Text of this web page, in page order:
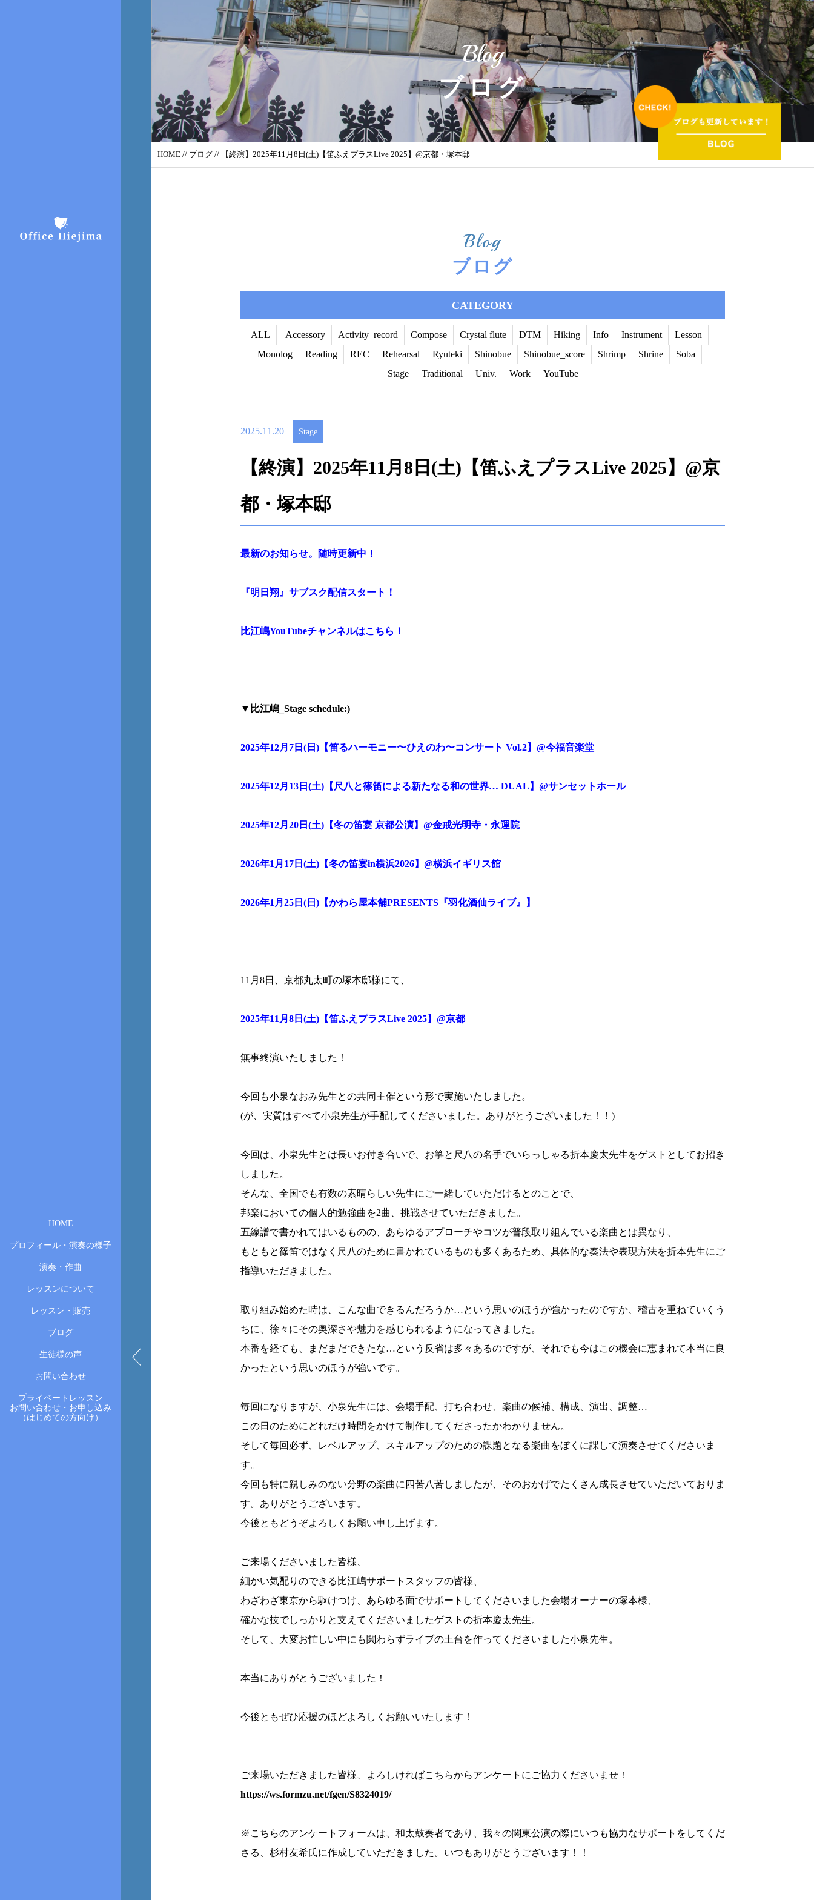
HOME
プロフィール・演奏の様子
演奏・作曲
レッスンについて
レッスン・販売
ブログ
生徒様の声
お問い合わせ
プライベートレッスン
お問い合わせ・お申し込み
（はじめての方向け）
Blog
ブログ
HOME // ブログ // 【終演】2025年11月8日(土)【笛ふえプラスLive 2025】@京都・塚本邸
Blog
ブログ
CATEGORY
ALL Accessory Activity_record Compose Crystal flute DTM Hiking Info Instrument
Lesson
Monolog
Reading REC Rehearsal Ryuteki Shinobue Shinobue_score Shrimp Shrine
Soba
Stage
Traditional Univ. Work YouTube
2025.11.20 Stage
【終演】2025年11月8日(土)【笛ふえプラスLive 2025】@京
都・塚本邸
最新のお知らせ。随時更新中！
『明日翔』サブスク配信スタート！
比江嶋YouTubeチャンネルはこちら！
▼比江嶋_Stage schedule:)
2025年12月 7 日 ( 日 ) 【笛るハーモニー〜ひえのわ〜コンサート Vol.2】 @今福音楽堂
2025年12月 13 日 (土) 【尺八と篠笛による新たなる和の世界… DUAL 】 @サンセットホール
2025年12月 20 日 (土) 【冬の笛宴 京都公演】 @金戒光明寺・永運院
2026年1月 17 日 (土) 【冬の笛宴in横浜2026】 @横浜イギリス館
2026年1月25日(日)【かわら屋本舗PRESENTS『羽化酒仙ライブ』】
11月8日、京都丸太町の塚本邸様にて、
2025年11月 8 日 (土) 【笛ふえプラスLive 2025】 @京都
無事終演いたしました！
今回も小泉なおみ先生との共同主催という形で実施いたしました。
(が、実質はすべて小泉先生が手配してくださいました。ありがとうございました！！)
今回は、小泉先生とは長いお付き合いで、お箏と尺八の名手でいらっしゃる折本慶太先生をゲストとしてお招き
しました。
そんな、全国でも有数の素晴らしい先生にご一緒していただけるとのことで、
邦楽においての個人的勉強曲を2曲、挑戦させていただきました。
五線譜で書かれてはいるものの、あらゆるアプローチやコツが普段取り組んでいる楽曲とは異なり、
もともと篠笛ではなく尺八のために書かれているものも多くあるため、具体的な奏法や表現方法を折本先生にご
指導いただきました。
取り組み始めた時は、こんな曲できるんだろうか…という思いのほうが強かったのですか、稽古を重ねていくう
ちに、徐々にその奥深さや魅力を感じられるようになってきました。
本番を経ても、まだまだできたな…という反省は多々あるのですが、それでも今はこの機会に恵まれて本当に良
かったという思いのほうが強いです。
毎回になりますが、小泉先生には、会場手配、打ち合わせ、楽曲の候補、構成、演出、調整…
この日のためにどれだけ時間をかけて制作してくださったかわかりません。
そして毎回必ず、レベルアップ、スキルアップのための課題となる楽曲をぼくに課して演奏させてくださいま
す。
今回も特に親しみのない分野の楽曲に四苦八苦しましたが、そのおかげでたくさん成長させていただいておりま
す。ありがとうございます。
今後ともどうぞよろしくお願い申し上げます。
ご来場くださいました皆様、
細かい気配りのできる比江嶋サポートスタッフの皆様、
わざわざ東京から駆けつけ、あらゆる面でサポートしてくださいました会場オーナーの塚本様、
確かな技でしっかりと支えてくださいましたゲストの折本慶太先生。
そして、大変お忙しい中にも関わらずライブの土台を作ってくださいました小泉先生。
本当にありがとうございました！
今後ともぜひ応援のほどよろしくお願いいたします！
ご来場いただきました皆様、よろしければこちらからアンケートにご協力くださいませ！
https://ws.formzu.net/fgen/S8324019/
※こちらのアンケートフォームは、和太鼓奏者であり、我々の関東公演の際にいつも協力なサポートをしてくだ
さる、杉村友希氏に作成していただきました。いつもありがとうございます！！